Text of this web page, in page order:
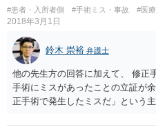
#患者・入所者側 #手術ミス・事故 #医
2018年3月1日
鈴木 崇裕 弁護士
他の先生方の回答に加えて、 修正
手術にミスがあったことの立証が
正手術で発生したミスだ」という
検討なさっているのであれば、修